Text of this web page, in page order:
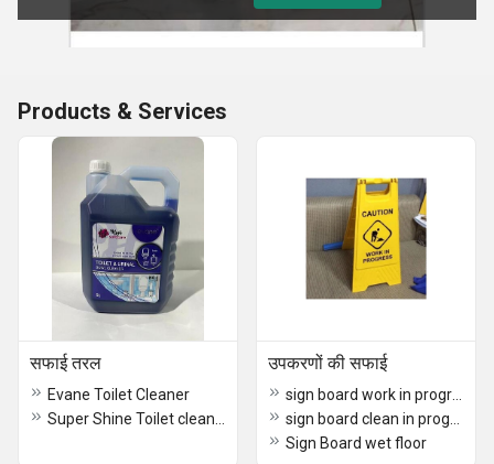
Products & Services
सफाई तरल
Evane Toilet Cleaner
उपकरणों की सफाई
Sign Board wet floor